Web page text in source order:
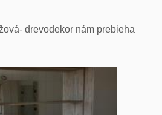
drevodekor nám prebieha